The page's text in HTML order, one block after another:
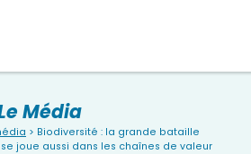
Média
> Biodiversité : la grande bataille
joue aussi dans les chaînes de valeur